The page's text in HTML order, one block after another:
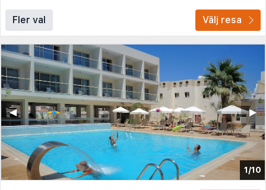
Fler val Välj resa
1/10
▶︎
◀︎